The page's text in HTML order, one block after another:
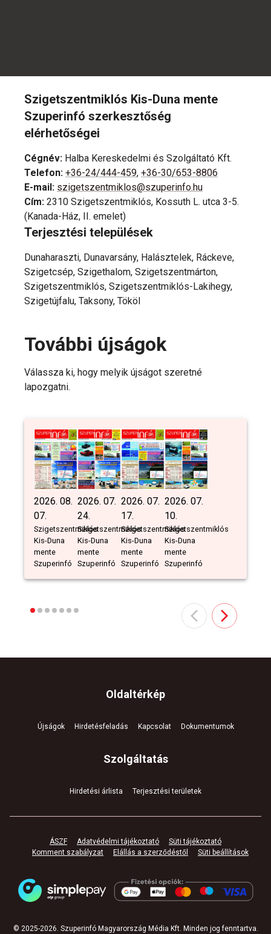
Szigetszentmiklós Kis-Duna mente
Szuperinfó szerkesztőség
elérhetőségei
Cégnév: Halba Kereskedelmi és Szolgáltató Kft.
Telefon: +36-24/444-459, +36-30/653-8806
E-mail: szigetszentmiklos@szuperinfo.hu
Cím: 2310 Szigetszentmiklós, Kossuth L. utca 3-5.
(Kanada-Ház, II. emelet)
Terjesztési települések
Dunaharaszti, Dunavarsány, Halásztelek, Ráckeve,
Szigetcsép, Szigethalom, Szigetszentmárton,
Szigetszentmiklós, Szigetszentmiklós-Lakihegy,
Szigetújfalu, Taksony, Tököl
További újságok
Válassza ki, hogy melyik újságot szeretné
lapozgatni.
2026. 08.
07.
Szigetszentmiklós
Kis-Duna
mente
Szuperinfó
2026. 07.
24.
Szigetszentmiklós
Kis-Duna
mente
Szuperinfó
2026. 07.
17.
Szigetszentmiklós
Kis-Duna
mente
Szuperinfó
2026. 07.
10.
Szigetszentmiklós
Kis-Duna
mente
Szuperinfó
Szolgáltatás
Hirdetési árlista Terjesztési területek
Oldaltérkép
Újságok Hirdetésfeladás Kapcsolat Dokumentumok
ÁSZF Adatvédelmi tájékoztató
Süti tájékoztató
Komment szabályzat
Elállás a szerződéstől Süti beállítások
© 2025-2026. Szuperinfó Magyarország Média Kft. Minden jog fenntartva.